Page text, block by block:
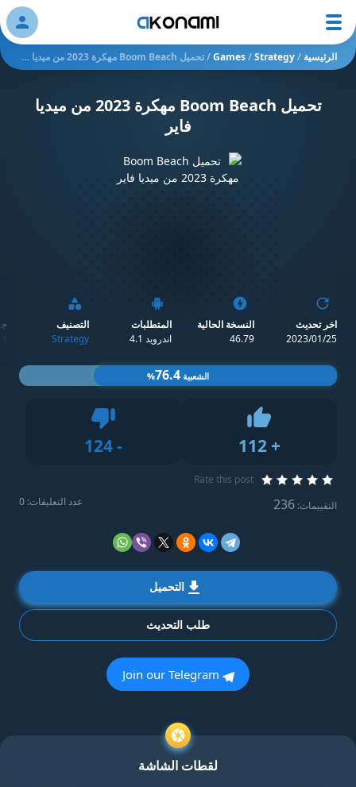
الرئيسية /
Games/Strategy
/تحميل Boom Beach مهكرة 2023 من ميديا فاير
تحميل Boom Beach مهكرة 2023 من ميديا
فاير
اخر تحديث
25‏/01‏/2023
النسخة الحالية
46.79
المتطلبات
اندرويد 4.1
التصنيف
Strategy
+
112
Like
-
124
Rate this post
التقييمات: 236 عدد التعليقات: 0
الشعبية 76.4
%
التحميل
طلب التحديث
لقطات الشاشة